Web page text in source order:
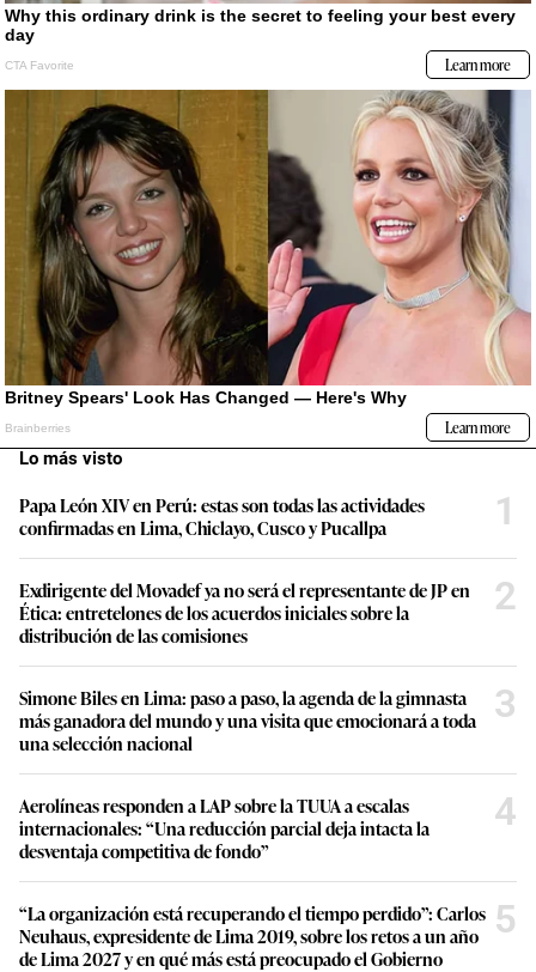
Lo más visto
Papa León XIV en Perú: estas son todas las actividades
confirmadas en Lima, Chiclayo, Cusco y Pucallpa
1
Exdirigente del Movadef ya no será el representante de JP en
Ética: entretelones de los acuerdos iniciales sobre la
distribución de las comisiones
2
Simone Biles en Lima: paso a paso, la agenda de la gimnasta
más ganadora del mundo y una visita que emocionará a toda
una selección nacional
3
Aerolíneas responden a LAP sobre la TUUA a escalas
internacionales: “Una reducción parcial deja intacta la
desventaja competitiva de fondo”
4
“La organización está recuperando el tiempo perdido”: Carlos
Neuhaus, expresidente de Lima 2019, sobre los retos a un año
de Lima 2027 y en qué más está preocupado el Gobierno
5